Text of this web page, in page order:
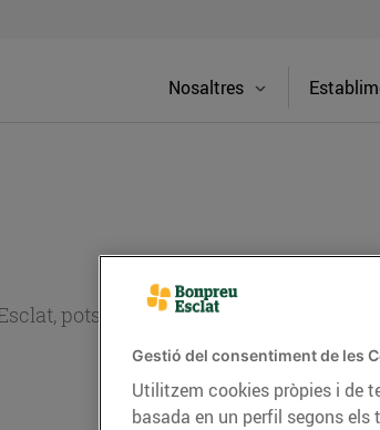
Nosaltres
pots trobar receptes, consells
del nostre
Gestió del consentiment de les
Utilitzem cookies pròpies i de
basada en un perfil segons